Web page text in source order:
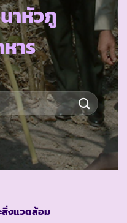
าหัวภู
าร
สิ่งแวดล้อม